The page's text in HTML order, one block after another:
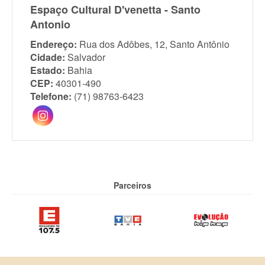
Espaço Cultural D'venetta - Santo
Antonio
Endereço: Rua dos Adôbes, 12, Santo Antônio
Cidade: Salvador
Estado: Bahia
CEP: 40301-490
Telefone: (71) 98763-6423
Parceiros